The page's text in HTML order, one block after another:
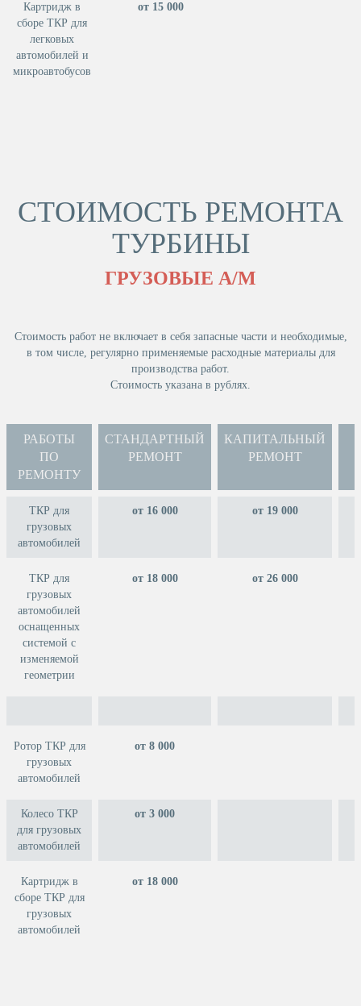
Картридж в
сборе ТКР для
легковых
автомобилей и
микроавтобусов
от 15 000
СТОИМОСТЬ РЕМОНТА
ТУРБИНЫ
ГРУЗОВЫЕ А/М
Стоимость работ не включает в себя запасные части и необходимые,
в том числе, регулярно применяемые расходные материалы для
производства работ.
Стоимость указана в рублях.
РАБОТЫ
ПО
РЕМОНТУ
СТАНДАРТНЫЙ
РЕМОНТ
КАПИТАЛЬНЫЙ
РЕМОНТ
ТКР для
грузовых
автомобилей
от 16 000 от 19 000
ТКР для
грузовых
автомобилей
оснащенных
системой с
изменяемой
геометрии
от 18 000 от 26 000
Ротор ТКР для
грузовых
автомобилей
от 8 000
Колесо ТКР
для грузовых
автомобилей
от 3 000
Картридж в
сборе ТКР для
грузовых
автомобилей
от 18 000